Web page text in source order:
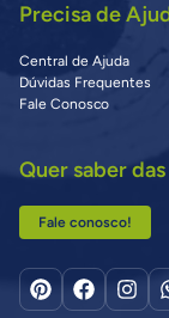
Precisa de
Central de Ajuda
Dúvidas Frequentes
Fale Conosco
Quer saber
Fale conosco!